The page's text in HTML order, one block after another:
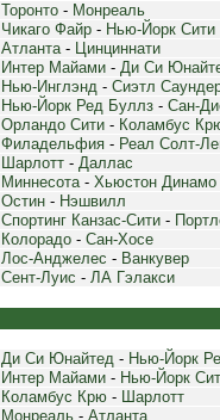
Торонто - Монреаль
Чикаго Файр - Нью-Йорк Сити
Атланта- Цинциннати
Интер Майами - Ди Си
Нью-Инглэнд - Сиэтл
Нью-Йорк Ред Буллз - Сан-
Орландо Сити - Коламбус
Филадельфия - Реал Солт-
Шарлотт - Даллас
Миннесота- Хьюстон Динамо
Остин - Нэшвилл
Спортинг Канзас-Сити -
Колорадо - Сан-Хосе
Лос-Анджелес - Ванкувер
Сент-Луис - ЛА Гэлакси
Ди Си Юнайтед - Нью-Йорк
Интер Майами - Нью-Йорк
Коламбус Крю - Шарлотт
Монреаль - Атланта